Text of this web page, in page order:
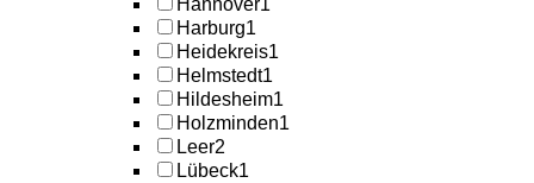
Hannover1
Harburg1
Heidekreis1
Helmstedt1
Hildesheim1
Holzminden1
Leer2
Lübeck1